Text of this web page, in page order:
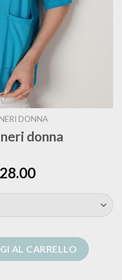
DONNA
donna
28.00
AL CARRELLO